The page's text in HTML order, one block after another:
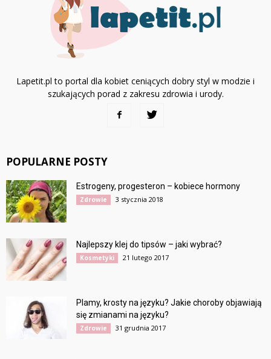
Lapetit.pl to portal dla kobiet ceniących dobry styl w modzie i
szukających porad z zakresu zdrowia i urody.
POPULARNE POSTY
Estrogeny, progesteron – kobiece hormony
Zdrowie 3 stycznia 2018
Najlepszy klej do tipsów – jaki wybrać?
Kosmetyki 21 lutego 2017
Plamy, krosty na języku? Jakie choroby objawiają
się zmianami na języku?
Zdrowie 31 grudnia 2017